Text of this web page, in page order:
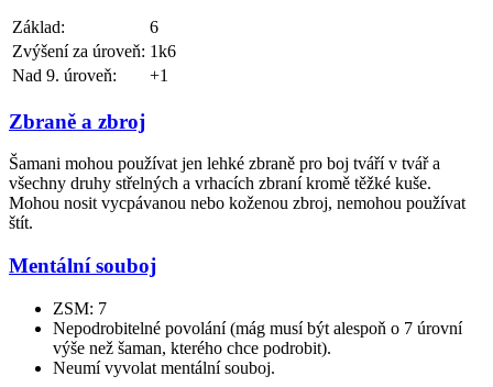
Základ:
6
Zvýšení za úroveň: 1k6
Nad 9. úroveň:
+1
Zbraně a zbroj
Šamani mohou používat jen lehké zbraně pro boj tváří v tvář a
všechny druhy střelných a vrhacích zbraní kromě těžké kuše.
Mohou nosit vycpávanou nebo koženou zbroj, nemohou používat
štít.
Mentální souboj
ZSM: 7
Nepodrobitelné povolání (mág musí být alespoň o 7 úrovní
výše než šaman, kterého chce podrobit).
Neumí vyvolat mentální souboj.